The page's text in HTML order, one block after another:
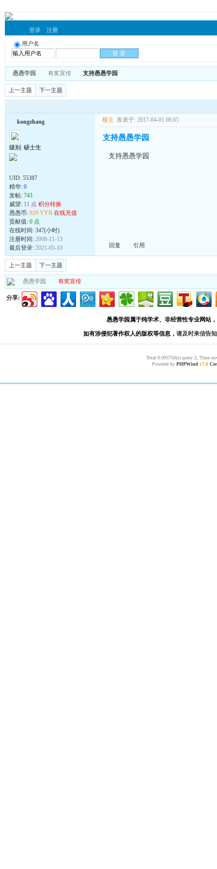
登录 注册
用户名
愚愚学园 有奖宣传 支持愚愚学园
上一主题 下一主题
kongzhang
级别: 硕士生
UID: 55387
精华: 0
发帖: 743
威望: 11 点 积分转换
愚愚币: 929 YYB 在线充值
贡献值: 0 点
在线时间: 347(小时)
注册时间: 2008-11-13
最后登录: 2021-05-10
楼主 发表于: 2017-04-01 08:05
支持愚愚学园
支持愚愚学园
回复 引用
上一主题 下一主题
愚愚学园 有奖宣传
分享:
愚愚学园属于纯学术、非经营性专业网站
如有涉侵犯著作权人的版权等信息， 请及时来信告知
Total 0.093750(s) query 2, Time
Powered by PHPWind v7.0